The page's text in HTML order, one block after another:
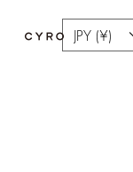
JPY (¥)